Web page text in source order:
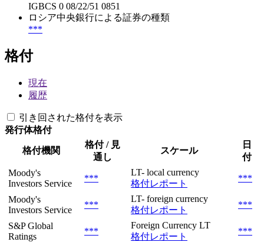
IGBCS 0 08/22/51 0851
ロシア中央銀行による証券の種類
***
格付
現在
履歴
引き回された格付を表示
発行体格付
格付機関
格付 / 見
通し
スケール
日
付
Moody's
Investors Service
***
LT- local currency
格付レポート
***
Moody's
Investors Service
***
LT- foreign currency
格付レポート
***
S&P Global
Ratings
***
Foreign Currency LT
格付レポート
***